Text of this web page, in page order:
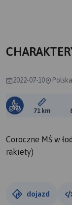
2022-07-10
Długość
71 km
Coroczne MŚ w
rakiety)
dojazd